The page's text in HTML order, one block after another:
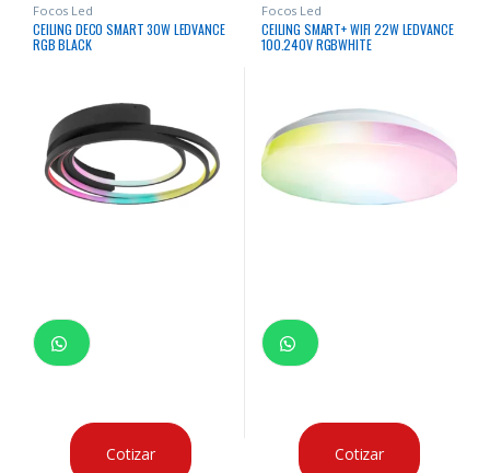
Focos Led
CEILING DECO SMART 30W LEDVANCE
RGB BLACK
Cotizar
Focos Led
CEILING SMART+ WIFI 22W LEDVANCE
100.240V RGBWHITE
Cotizar